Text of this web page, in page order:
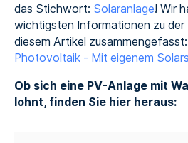
das Stichwort: Solaranlage! Wir
wichtigsten Informationen zu der
diesem Artikel zusammengefasst:
Photovoltaik - Mit eigenem
Ob sich eine PV-Anlage mit
lohnt, finden Sie hier heraus: